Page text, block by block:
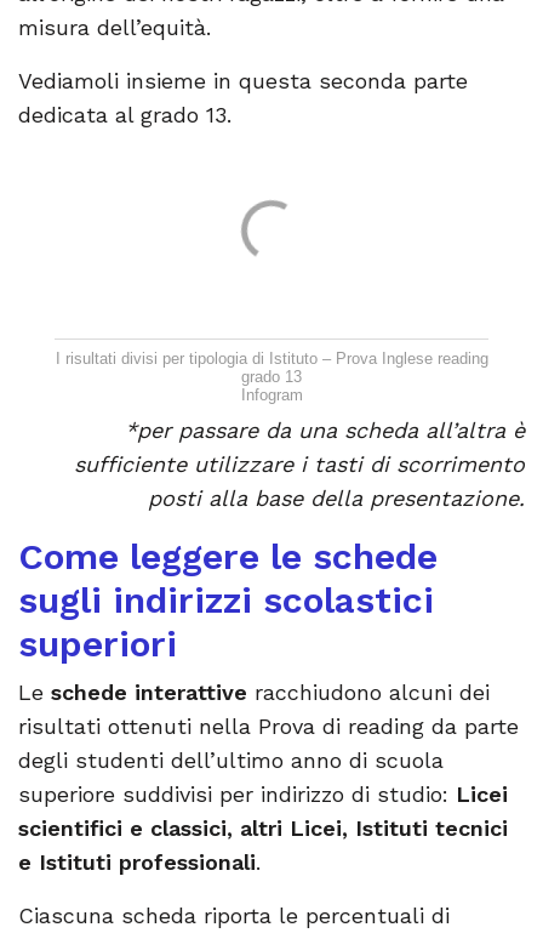
misura dell’equità.
Vediamoli insieme in questa seconda parte
dedicata al grado 13.
I risultati divisi per tipologia di Istituto – Prova Inglese reading
grado 13
Infogram
*per passare da una scheda all’altra è
sufficiente utilizzare i tasti di scorrimento
posti alla base della presentazione.
Come leggere le schede
sugli indirizzi scolastici
superiori
Le schede interattive racchiudono alcuni dei
risultati ottenuti nella Prova di reading da parte
degli studenti dell’ultimo anno di scuola
superiore suddivisi per indirizzo di studio: Licei
scientifici e classici, altri Licei, Istituti tecnici
e Istituti professionali.
Ciascuna scheda riporta le percentuali di